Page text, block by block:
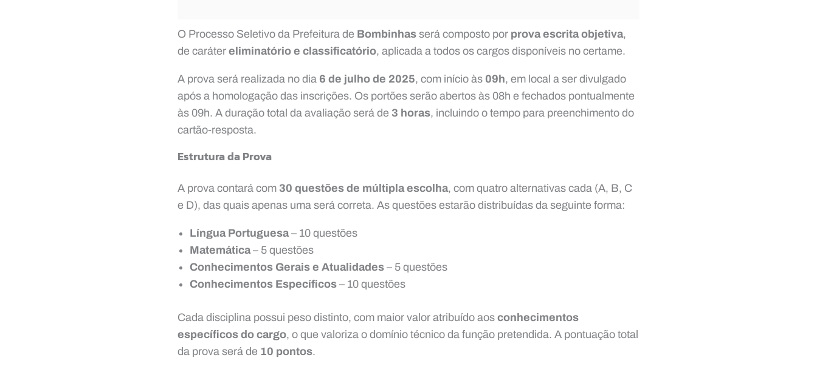
O Processo Seletivo da Prefeitura de Bombinhas será composto por prova escrita objetiva,
de caráter eliminatório e classificatório, aplicada a todos os cargos disponíveis no certame.
A prova será realizada no dia 6 de julho de 2025, com início às 09h, em local a ser divulgado
após a homologação das inscrições. Os portões serão abertos às 08h e fechados pontualmente
às 09h. A duração total da avaliação será de 3 horas, incluindo o tempo para preenchimento do
cartão-resposta.
Estrutura da Prova
A prova contará com 30 questões de múltipla escolha, com quatro alternativas cada (A, B, C
e D), das quais apenas uma será correta. As questões estarão distribuídas da seguinte forma:
Língua Portuguesa– 10 questões
Matemática– 5 questões
Conhecimentos Gerais e Atualidades – 5 questões
Conhecimentos Específicos – 10 questões
Cada disciplina possui peso distinto, com maior valor atribuído aos conhecimentos
específicos do cargo, o que valoriza o domínio técnico da função pretendida. A pontuação total
da prova será de 10 pontos.